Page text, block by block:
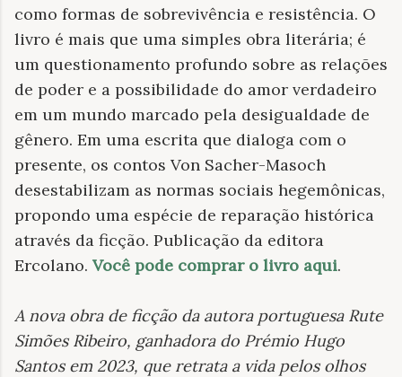
como formas de sobrevivência e resistência. O
livro é mais que uma simples obra literária; é
um questionamento profundo sobre as relações
de poder e a possibilidade do amor verdadeiro
em um mundo marcado pela desigualdade de
gênero. Em uma escrita que dialoga com o
presente, os contos Von Sacher-Masoch
desestabilizam as normas sociais hegemônicas,
propondo uma espécie de reparação histórica
através da ficção. Publicação da editora
Ercolano. Você pode comprar o livro aqui.
A nova obra de ficção da autora portuguesa Rute
Simões Ribeiro, ganhadora do Prémio Hugo
Santos em 2023, que retrata a vida pelos olhos